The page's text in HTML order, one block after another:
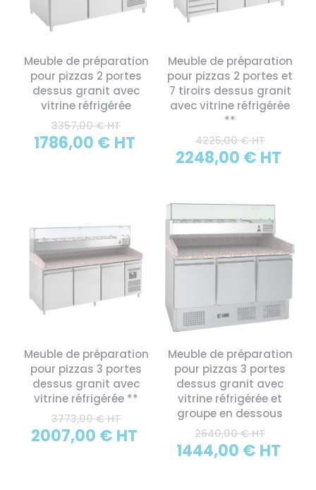
Meuble de préparation
pour pizzas 2 portes
dessus granit avec
vitrine réfrigérée
3357,00 € HT
1786,00 € HT
Meuble de préparation
pour pizzas 2 portes et
7 tiroirs dessus granit
avec vitrine réfrigérée
**
4225,00 € HT
2248,00 € HT
Meuble de préparation
pour pizzas 3 portes
dessus granit avec
vitrine réfrigérée **
3773,00 € HT
2007,00 € HT
Meuble de préparation
pour pizzas 3 portes
dessus granit avec
vitrine réfrigérée et
groupe en dessous
2640,00 € HT
1444,00 € HT